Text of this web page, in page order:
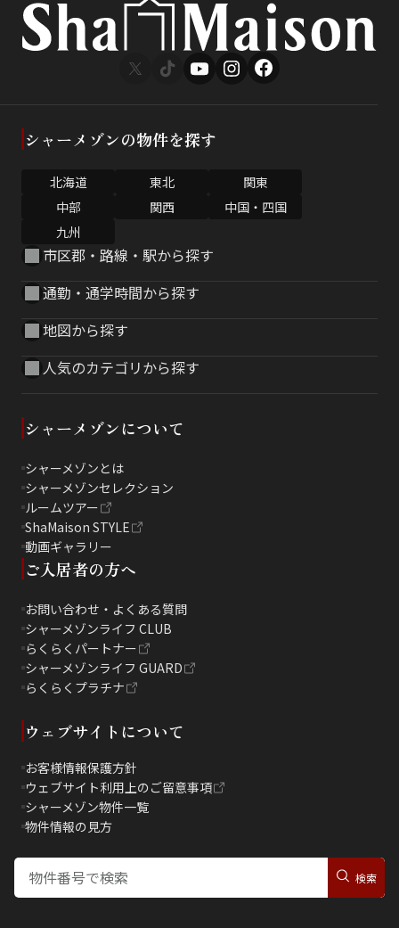
シャーメゾンの物件を探す
北海道 東北
関東
中部
関西
中国・四国
九州
市区郡・路線・駅から探す
通勤・通学時間から探す
地図から探す
人気のカテゴリから探す
シャーメゾンについて
シャーメゾンとは
シャーメゾンセレクション
ルームツアー
ShaMaison STYLE
動画ギャラリー
ご入居者の方へ
お問い合わせ・よくある質問
シャーメゾンライフ CLUB
らくらくパートナー
シャーメゾンライフ GUARD
らくらくプラチナ
ウェブサイトについて
お客様情報保護方針
ウェブサイト利用上のご留意事項
シャーメゾン物件一覧
物件情報の見方